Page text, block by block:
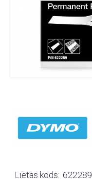
Lietas kods: 622289